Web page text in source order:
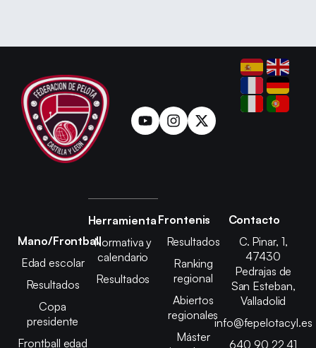
Mano/Frontball
Edad escolar
Resultados
Copa
presidente
Frontball edad
Herramienta
Normativa y
calendario
Resultados
Frontenis
Resultados
Ranking
regional
Abiertos
regionales
Máster
Contacto
C. Pinar, 1,
47430
Pedrajas de
San Esteban,
Valladolid
info@fepelotacyl.es
640 90 22 41